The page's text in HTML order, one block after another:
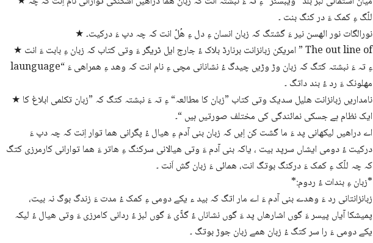
للّگ ءِ کمک ءَ در کنگ بنت ۔
★ نورالگات نور الھسن نیر ءَ گشتگ کہ زبان انسان ءِ دل ءِ ھُلّ انت کہ چہ دپ ءَ درکیت۔
★ امریکن زبانزانت برنارڈ بلاک ءُ جارج ایل ٹریگر ءَ وتی کتاب کہ زبان ءِ بابت ءَ انت ” The out line of
launguage“ ءِ تہ ءَ نبشتہ کتگ کہ زبان وڑ وڑیں چیدگ ءُ نشانانی مچی ءِ نام انت کہ وھد ءِ ھمراھی ءَ
مھلونک ءَ رد ءُ بند داتگ ۔
★ نامداریں زبانزانت ھلیل سدیک وتی کتاب ”زبان کا مطالعہ“ ءِ تہ ءَ نبشتہ کتگ کہ ”زبان تکلمی ابلاغ کا
ایک نظام ہے جسکی نمائندگی کی مختلف صورتیں ہیں “۔
اے دراھیں لیکھانی پد ءَ ما گشت کن اِیں کہ زبان بنی آدم ءِ ھیال ءُ پگرانی ھما توار اِنت کہ چہ دپ ءَ
درکیت ءُ دومی ایشاں سرپد بیت ، یاکہ بنی آدم ءَ وتی ھیالانی سرکنگ ءِ ھاتر ءَ ھما توارانی کارمرزی کتگ
کہ چہ للّک ءِ کمک ءَ درکنگ بوتگ انت، ھمائی ءَ زبان گش اَنت ۔
*:زبان ءِ بندات ءُ ردوم*
زبانزانتانی رد ءَ وھدے بنی آدم ءَ اے مار اتگ کہ بید ء یکے دومی ءِ کمک ءُ مدت ءَ زندگ بوگ نہ بیت،
پمیشکا آیاں پیسر ءَ گوں اشارھاں پد ءَ گوں نشاناں ءُ گڈّی ءَ گوں لبز ءُ ردانی کامرزی ءَ وتی ھیال ءُ لیکہ
یکے دومی ءَ را سر کتگ ءُ زبان ھمے زبان جوڑ بوتگ ۔